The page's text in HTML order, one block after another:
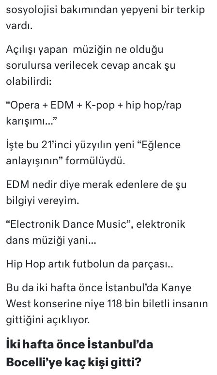
sosyolojisi bakımından yepyeni bir terkip
vardı.
Açılışı yapan müziğin ne olduğu
sorulursa verilecek cevap ancak şu
olabilirdi:
“Opera + EDM + K-pop + hip hop/rap
karışımı…”
İşte bu 21’inci yüzyılın yeni “Eğlence
anlayışının” formülüydü.
EDM nedir diye merak edenlere de şu
bilgiyi vereyim.
“Electronik Dance Music”, elektronik
dans müziği yani…
Hip Hop artık futbolun da parçası..
Bu da iki hafta önce İstanbul’da Kanye
West konserine niye 118 bin biletli insanın
gittiğini açıklıyor.
İki hafta önce İstanbul’da
Bocelli’ye kaç kişi gitti?